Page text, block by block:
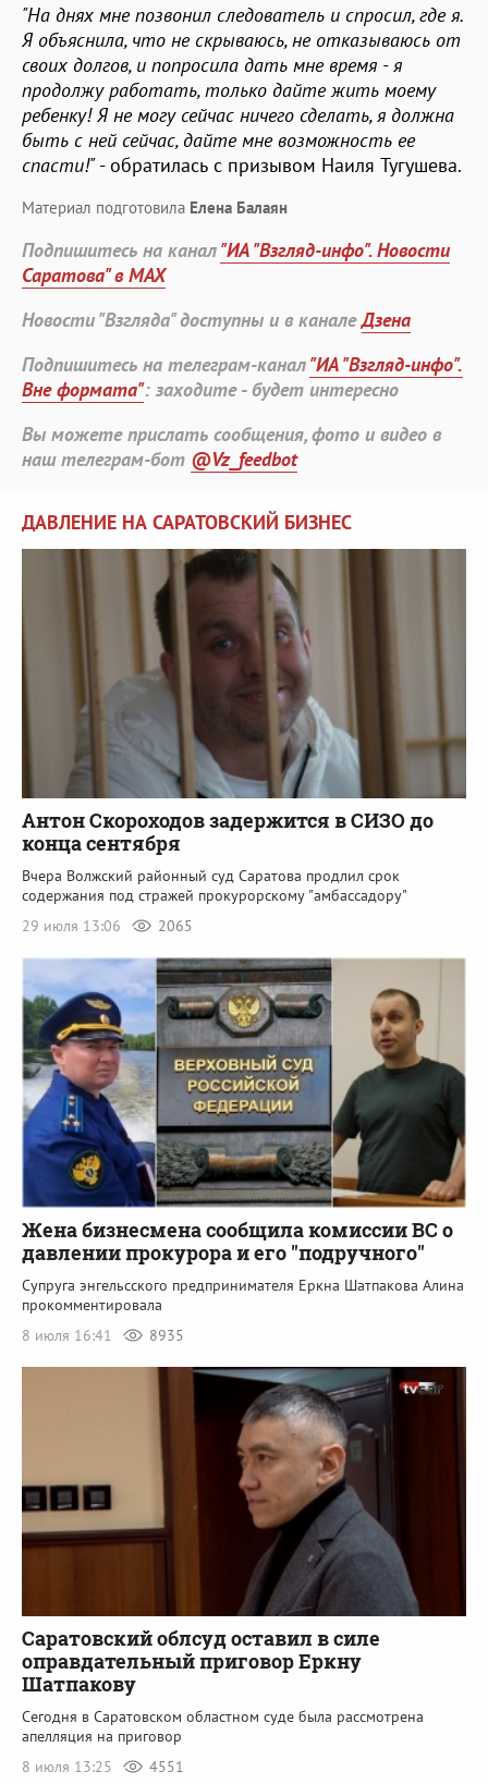
"На днях мне позвонил следователь и спросил, где я.
Я объяснила, что не скрываюсь, не отказываюсь от
своих долгов, и попросила дать мне время - я
продолжу работать, только дайте жить моему
ребенку! Я не могу сейчас ничего сделать, я должна
быть с ней сейчас, дайте мне возможность ее
спасти!"- обратилась с призывом Наиля Тугушева.
Материал подготовила Елена Балаян
Подпишитесь на канал"ИА "Взгляд-инфо". Новости
Саратова" в MAX
Новости "Взгляда" доступны и в каналеДзена
Подпишитесь на телеграм-канал"ИА "Взгляд-инфо".
Вне формата": заходите - будет интересно
Вы можете прислать сообщения, фото и видео в
наш телеграм-бот @Vz_feedbot
ДАВЛЕНИЕ НА САРАТОВСКИЙ БИЗНЕС
Антон Скороходов задержится в СИЗО до
конца сентября
Вчера Волжский районный суд Саратова продлил срок
содержания под стражей прокурорскому "амбассадору"
29 июля 13:06
2065
Жена бизнесмена сообщила комиссии ВС о
давлении прокурора и его "подручного"
Супруга энгельсского предпринимателя Еркна Шатпакова Алина
прокомментировала
8 июля 16:41
8935
Саратовский облсуд оставил в силе
оправдательный приговор Еркну
Шатпакову
Сегодня в Саратовском областном суде была рассмотрена
апелляция на приговор
8 июля 13:25
4551